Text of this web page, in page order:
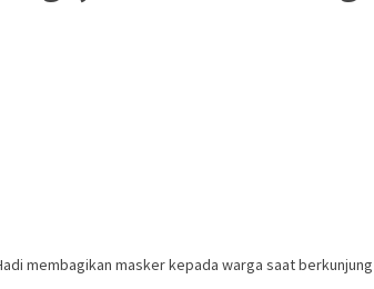
membagikan masker kepada warga saat